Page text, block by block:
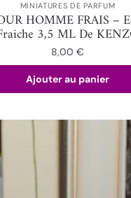
MINIATURES DE PARFUM
HOMME FRAIS –
3,5 ML De
8,00€
Ajouter au panier